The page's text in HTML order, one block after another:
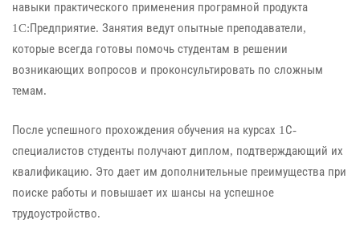
навыки практического применения програмной продукта
1C:Предприятие. Занятия ведут опытные преподаватели,
которые всегда готовы помочь студентам в решении
возникающих вопросов и проконсультировать по сложным
темам.
После успешного прохождения обучения на курсах 1С-
специалистов студенты получают диплом, подтверждающий их
квалификацию. Это дает им дополнительные преимущества при
поиске работы и повышает их шансы на успешное
трудоустройство.